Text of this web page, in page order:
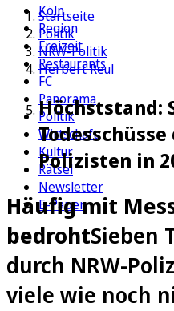
Köln
Region
Freizeit
Restaurants
FC
Panorama
Politik
Wirtschaft
Kultur
Rätsel
Newsletter
E-Paper
Startseite
Politik
NRW-Politik
Herbert Reul
Höchststand:
Polizisten in
Häufig mit
bedrohtSieben
durch NRW-
viele wie noch